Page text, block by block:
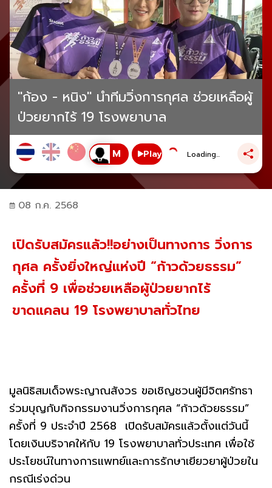
"ก้อง - หนิง" นำทีมวิ่งการกุศล ช่วยเหลือผู้
ป่วยยากไร้ 19 โรงพยาบาล
Play Loading...
08 ก.ค. 2568
เปิดรับสมัครแล้ว!!อย่างเป็นทางการ วิ่งการ
กุศล ครั้งยิ่งใหญ่แห่งปี “ก้าวด้วยธรรม”
ครั้งที่ 9 เพื่อช่วยเหลือผู้ป่วยยากไร้
ขาดแคลน 19 โรงพยาบาลทั่วไทย
มูลนิธิสมเด็จพระญาณสังวร ขอเชิญชวนผู้มีจิตศรัทธา
ร่วมบุญกับกิจกรรมงานวิ่งการกุศล “ก้าวด้วยธรรม”
ครั้งที่ 9 ประจำปี 2568 เปิดรับสมัครแล้วตั้งแต่วันนี้
โดยเงินบริจาคให้กับ 19 โรงพยาบาลทั่วประเทศ เพื่อใช้
ประโยชน์ในทางการแพทย์และการรักษาเยียวยาผู้ป่วยใน
กรณีเร่งด่วน